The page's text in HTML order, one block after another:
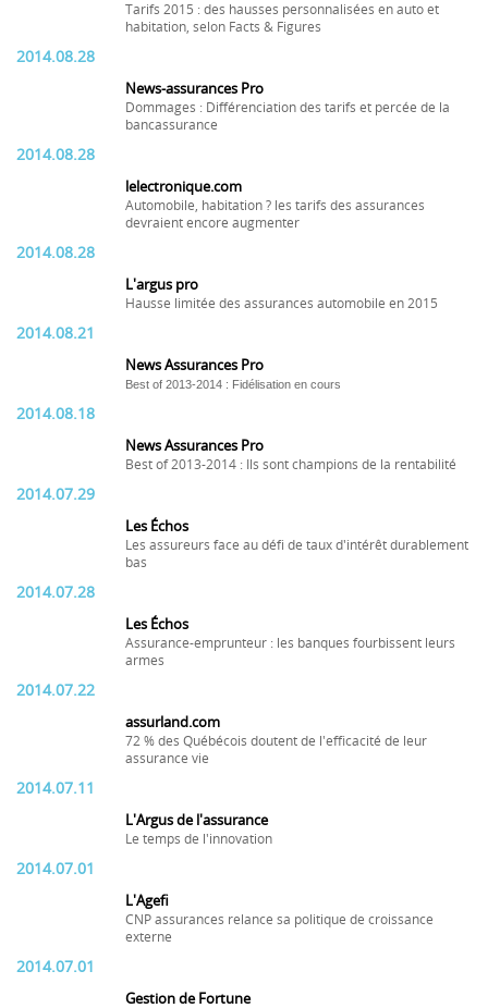
Tarifs 2015 : des hausses personnalisées en auto et
habitation, selon Facts & Figures
2014.08.28
News-assurances Pro
Dommages : Différenciation des tarifs et percée de la
bancassurance
2014.08.28
lelectronique.com
Automobile, habitation ? les tarifs des assurances
devraient encore augmenter
2014.08.28
L'argus pro
Hausse limitée des assurances automobile en 2015
2014.08.21
News Assurances Pro
Best of 2013-2014 : Fidélisation en cours
2014.08.18
News Assurances Pro
Best of 2013-2014 : Ils sont champions de la rentabilité
2014.07.29
Les Échos
Les assureurs face au défi de taux d'intérêt durablement
bas
2014.07.28
Les Échos
Assurance-emprunteur : les banques fourbissent leurs
armes
2014.07.22
assurland.com
72 % des Québécois doutent de l'efficacité de leur
assurance vie
2014.07.11
L'Argus de l'assurance
Le temps de l'innovation
2014.07.01
L'Agefi
CNP assurances relance sa politique de croissance
externe
2014.07.01
Gestion de Fortune